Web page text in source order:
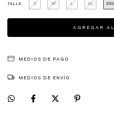
TALLE S M L XL XXL
MEDIOS DE PAGO
MEDIOS DE ENVÍO